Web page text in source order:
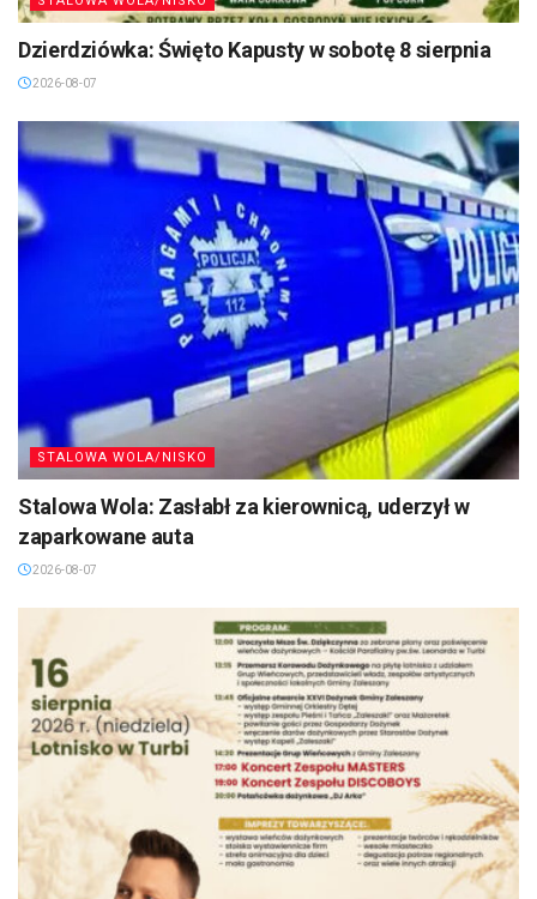
Dzierdziówka: Święto Kapusty w sobotę 8 sierpnia
2026-08-07
STALOWA WOLA/NISKO
Stalowa Wola: Zasłabł za kierownicą, uderzył w
zaparkowane auta
2026-08-07